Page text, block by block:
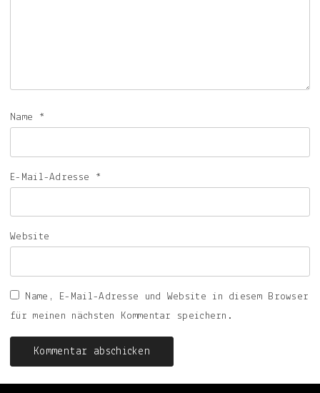
Name *
E-Mail-Adresse *
Website
Name, E-Mail-Adresse und Website in diesem Browser
für meinen nächsten Kommentar speichern.